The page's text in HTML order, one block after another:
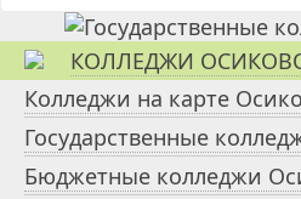
КОЛЛЕДЖИ
Колледжи на карте
Государственные
Бюджетные колледжи